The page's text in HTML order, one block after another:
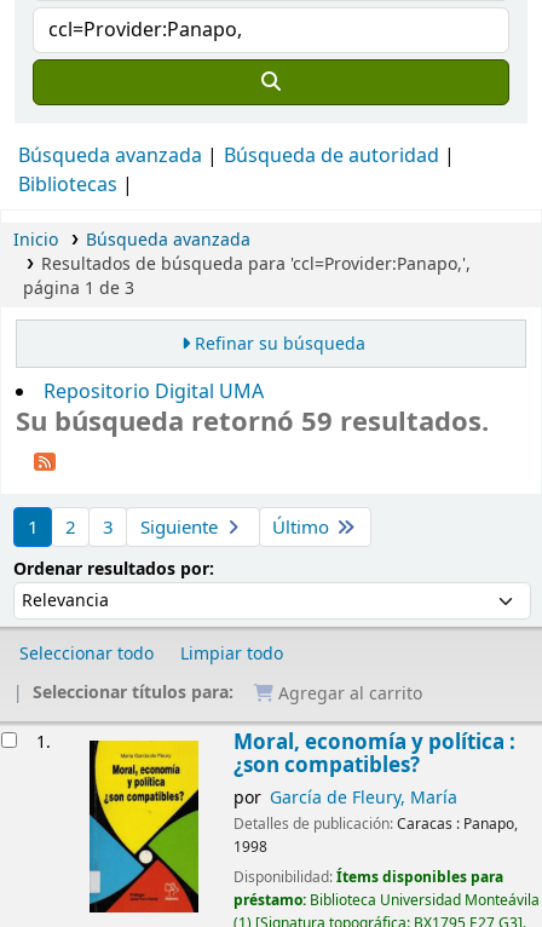
Búsqueda avanzada
Búsqueda de autoridad
Bibliotecas
Inicio
Búsqueda avanzada
Resultados de búsqueda para 'ccl=Provider:Panapo,',
página 1 de 3
Refinar su búsqueda
Repositorio Digital UMA
Su búsqueda retornó 59 resultados.
1 2 3 Siguiente Último
Ordenar resultados por:
Seleccionar todo
Limpiar todo
Seleccionar títulos para:
Agregar al carrito
1. Moral, economía y política :
¿son compatibles?
por García de Fleury, María
Detalles de publicación:Caracas : Panapo,
1998
Disponibilidad:Ítems disponibles para
préstamo: Biblioteca Universidad Monteávila